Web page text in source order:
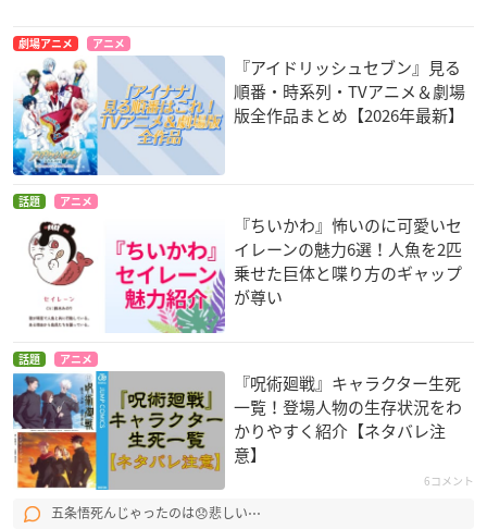
劇場アニメ アニメ
『アイドリッシュセブン』見る
順番・時系列・TVアニメ＆劇場
版全作品まとめ【2026年最新】
話題 アニメ
『ちいかわ』怖いのに可愛いセ
イレーンの魅力6選！人魚を2匹
乗せた巨体と喋り方のギャップ
が尊い
話題 アニメ
『呪術廻戦』キャラクター生死
一覧！登場人物の生存状況をわ
かりやすく紹介【ネタバレ注
意】
6コメント
五条悟死んじゃったのは😞悲しい⋯